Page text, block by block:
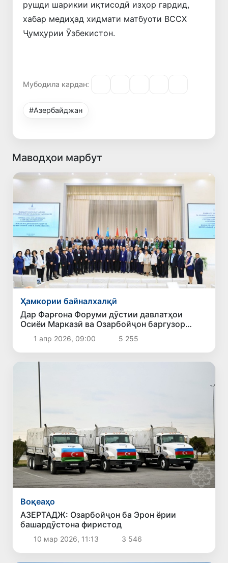
рушди шарикии иқтисодӣ изҳор гардид,
хабар медиҳад хидмати матбуоти ВССХ
Ҷумҳурии Ӯзбекистон.
Мубодила кардан:
#Азербайджан
Маводҳои марбут
Ҳамкории байналхалқӣ
Дар Фарғона Форуми дӯстии давлатҳои
Осиёи Марказӣ ва Озарбойҷон баргузор
гардид1 апр 2026, 09:00 5 255
Воқеаҳо
АЗЕРТАДЖ: Озарбойҷон ба Эрон ёрии
башардӯстона фиристод
10 мар 2026, 11:13 3 546